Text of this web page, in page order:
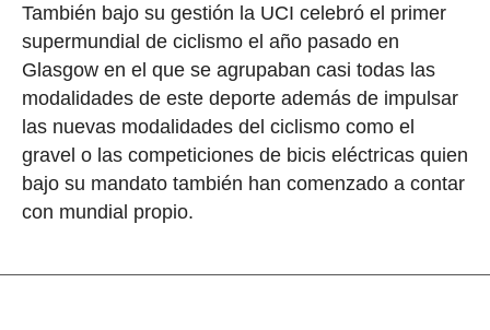
También bajo su gestión la UCI celebró el primer
supermundial de ciclismo el año pasado en
Glasgow en el que se agrupaban casi todas las
modalidades de este deporte además de impulsar
las nuevas modalidades del ciclismo como el
gravel o las competiciones de bicis eléctricas quien
bajo su mandato también han comenzado a contar
con mundial propio.